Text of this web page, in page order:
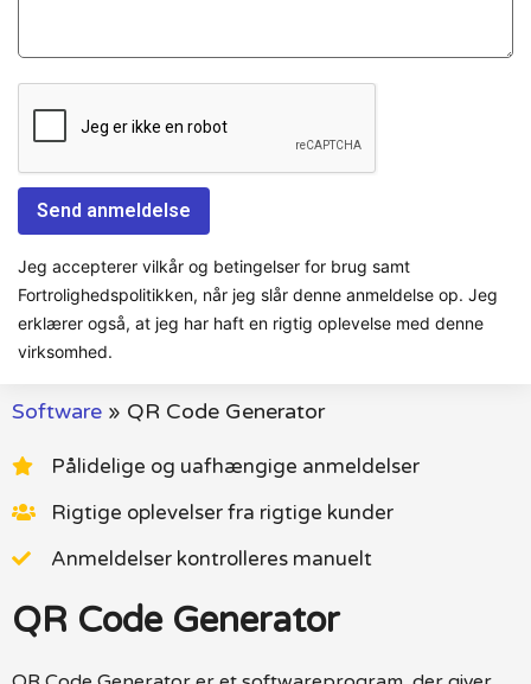
Jeg accepterer vilkår og betingelser for brug samt
Fortrolighedspolitikken, når jeg slår denne anmeldelse op. Jeg
erklærer også, at jeg har haft en rigtig oplevelse med denne
virksomhed.
Software » QR Code Generator
Pålidelige og uafhængige anmeldelser
Rigtige oplevelser fra rigtige kunder
Anmeldelser kontrolleres manuelt
QR Code Generator